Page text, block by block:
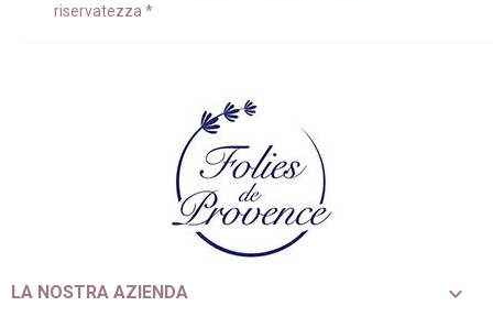
riservatezza *
LA NOSTRA AZIENDA 